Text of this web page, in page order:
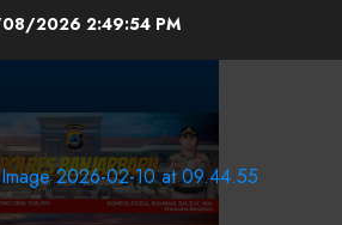
2026 2:49:55 PM